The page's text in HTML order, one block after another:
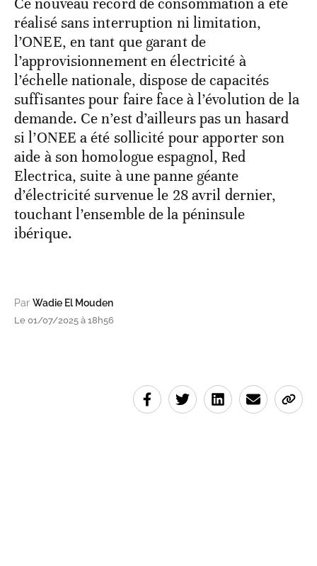
Ce nouveau record de consommation a été
réalisé sans interruption ni limitation,
l’ONEE, en tant que garant de
l’approvisionnement en électricité à
l’échelle nationale, dispose de capacités
suffisantes pour faire face à l’évolution de la
demande. Ce n’est d’ailleurs pas un hasard
si l’ONEE a été sollicité pour apporter son
aide à son homologue espagnol, Red
Electrica, suite à une panne géante
d’électricité survenue le 28 avril dernier,
touchant l’ensemble de la péninsule
ibérique.
Par Wadie El Mouden
Le 01/07/2025 à 18h56